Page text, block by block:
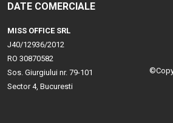
DATE COMERCIALE
MISS OFFICE SRL
J40/12936/2012
RO 30870582
Sos. Giurgiului nr. 79-101
Sector 4, Bucuresti